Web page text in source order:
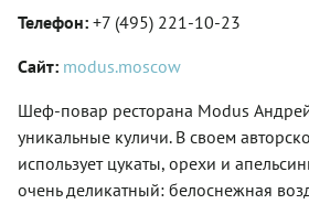
Телефон: +7 (495) 221-10-23
Сайт: modus.moscow
Шеф-повар ресторана Modus
уникальные куличи. В своем
использует цукаты, орехи и
очень деликатный: белоснежная